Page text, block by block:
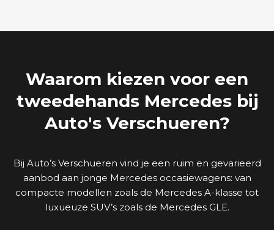
Waarom kiezen voor een
tweedehands Mercedes bij
Auto's Verschueren?
Bij Auto’s Verschueren vind je een ruim en gevarieerd
aanbod aan jonge Mercedes occasiewagens: van
compacte modellen zoals de Mercedes A-klasse tot
luxueuze SUV’s zoals de Mercedes GLE.